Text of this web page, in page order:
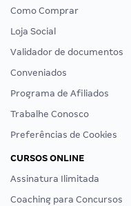
Como Comprar
Loja Social
Validador de documentos
Conveniados
Programa de Afiliados
Trabalhe Conosco
Preferências de Cookies
CURSOS ONLINE
Assinatura Ilimitada
Coaching para Concursos